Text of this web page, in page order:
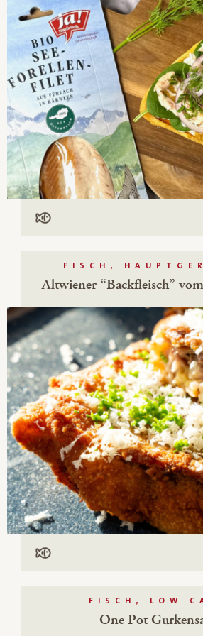
Mit Fisch
FISCH,
Altwiener “Backfleisch”
Mit Fisch
FISCH, LOW
One Pot